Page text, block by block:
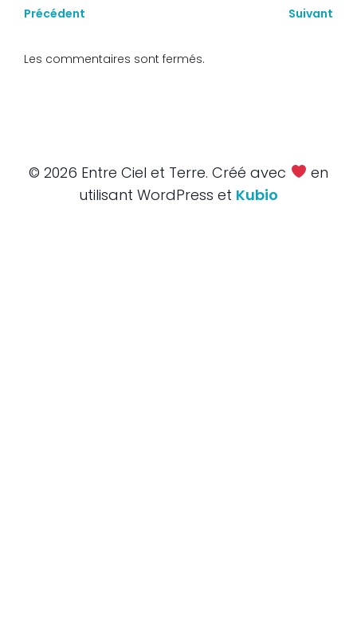
Précédent Suivant
Les commentaires sont fermés.
© 2026 Entre Ciel et Terre. Créé avec
en
utilisant WordPress et Kubio